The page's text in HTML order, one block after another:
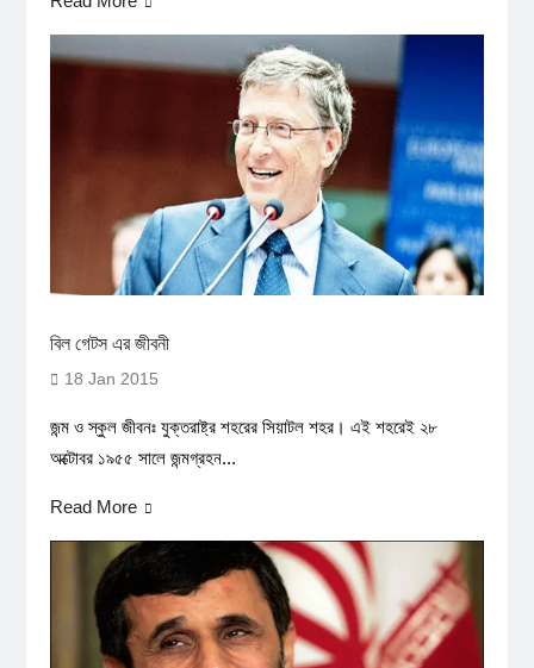
বিল গেটস এর জীবনী
18 Jan 2015
জন্ম ও স্কুল জীবনঃ যুক্তরাষ্ট্র শহরের সিয়াটল শহর। এই শহরেই ২৮
অক্টোবর ১৯৫৫ সালে জন্মগ্রহন...
Read More